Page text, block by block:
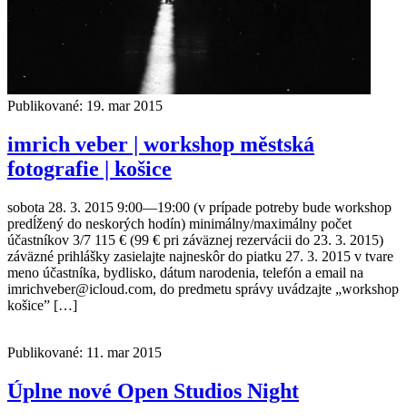
Publikované: 19. mar 2015
imrich veber | workshop městská
fotografie | košice
sobota 28. 3. 2015 9:00—19:00 (v prípade potreby bude workshop
predĺžený do neskorých hodín) minimálny/maximálny počet
účastníkov 3/7 115 € (99 € pri záväznej rezervácii do 23. 3. 2015)
záväzné prihlášky zasielajte najneskôr do piatku 27. 3. 2015 v tvare
meno účastníka, bydlisko, dátum narodenia, telefón a email na
imrichveber@icloud.com, do predmetu správy uvádzajte „workshop
košice” […]
Publikované: 11. mar 2015
Úplne nové Open Studios Night